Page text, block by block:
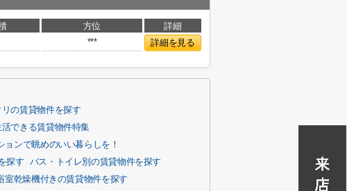
方位
詳細
*** 詳細を見る
の賃貸物件を探す
できる賃貸物件特集
ョンで眺めのいい暮らしを！
探す
バス・トイレ別の賃貸物件を探す
室乾燥機付きの賃貸物件を探す